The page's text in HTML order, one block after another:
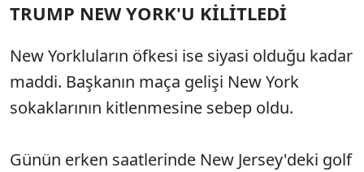
TRUMP NEW YORK'U KİLİTLEDİ
New Yorkluların öfkesi ise siyasi olduğu kadar
maddi. Başkanın maça gelişi New York
sokaklarının kitlenmesine sebep oldu.
Günün erken saatlerinde New Jersey'deki golf